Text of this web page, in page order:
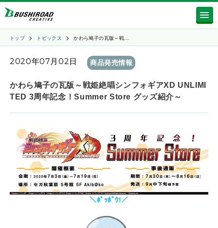
トップ トピックス かわら鳩子の瓦版～戦…
2020年07月02日 商品発売情報
かわら鳩子の瓦版～戦姫絶唱シンフォギアXD UNLIMI
TED 3周年記念！Summer Store グッズ紹介～
＼ﾎﾟｯﾎﾟｳ!／